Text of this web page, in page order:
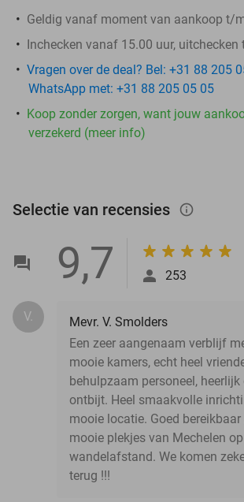
Geldig vanaf moment van aankoop t/
Inchecken vanaf 15.00 uur, uitchecken
Vragen over de deal? Bel: +31 88 205
WhatsApp met: +31 88 205 05 05
Koop zonder zorgen, want jouw
verzekerd (meer info)
Selectie van recensies info_outlined
9,7 253
V.
Mevr. V. Smolders
Een zeer aangenaam verblijf
mooie kamers, echt heel
behulpzaam personeel, heerlijk
ontbijt. Heel smaakvolle
mooie locatie. Goed bereikbaar
mooie plekjes van Mechelen op
wandelafstand. We komen
terug !!!